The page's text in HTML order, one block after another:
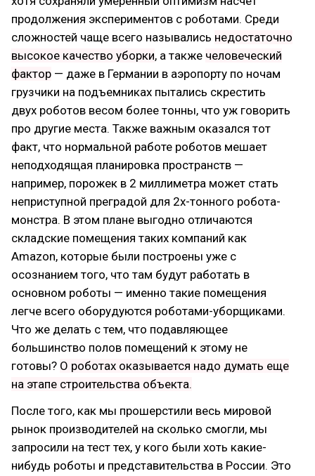
продолжения экспериментов с роботами. Среди
сложностей чаще всего назывались недостаточно
высокое качество уборки, а также человеческий
фактор — даже в Германии в аэропорту по ночам
грузчики на подъемниках пытались скрестить
двух роботов весом более тонны, что уж говорить
про другие места. Также важным оказался тот
факт, что нормальной работе роботов мешает
неподходящая планировка пространств —
например, порожек в 2 миллиметра может стать
неприступной преградой для 2х-тонного робота-
монстра. В этом плане выгодно отличаются
складские помещения таких компаний как
Amazon, которые были построены уже с
осознанием того, что там будут работать в
основном роботы — именно такие помещения
легче всего оборудуются роботами-уборщиками.
Что же делать с тем, что подавляющее
большинство полов помещений к этому не
готовы? О роботах оказывается надо думать еще
на этапе строительства объекта.
После того, как мы прошерстили весь мировой
рынок производителей на сколько смогли, мы
запросили на тест тех, у кого были хоть какие-
нибудь роботы и представительства в России. Это